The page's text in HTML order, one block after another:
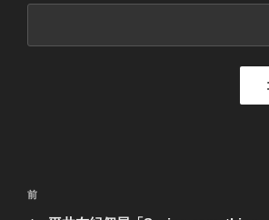
投
前
前